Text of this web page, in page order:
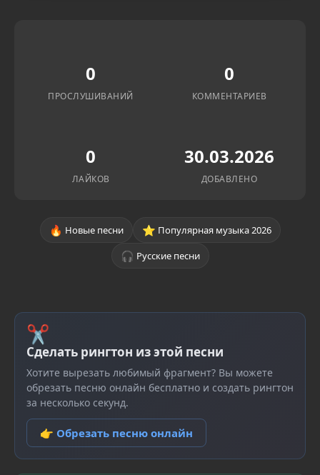
0
ПРОСЛУШИВАНИЙ
0
КОММЕНТАРИЕВ
0
ЛАЙКОВ
30.03.2026
ДОБАВЛЕНО
🔥 Новые песни ⭐ Популярная музыка 2026
🎧 Русские песни
✂
Сделать рингтон из этой песни
Хотите вырезать любимый фрагмент? Вы можете
обрезать песню онлайн бесплатно и создать рингтон
за несколько секунд.
👉 Обрезать песню онлайн